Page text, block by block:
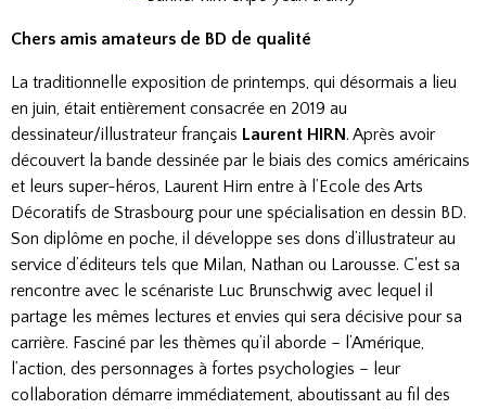
Chers amis amateurs de BD de qualité
La traditionnelle exposition de printemps, qui désormais a lieu
en juin, était entièrement consacrée en 2019 au
dessinateur/illustrateur français Laurent HIRN . Après avoir
découvert la bande dessinée par le biais des comics américains
et leurs super-héros, Laurent Hirn entre à l’Ecole des Arts
Décoratifs de Strasbourg pour une spécialisation en dessin BD.
Son diplôme en poche, il développe ses dons d’illustrateur au
service d’éditeurs tels que Milan, Nathan ou Larousse. C'est sa
rencontre avec le scénariste Luc Brunschwig avec lequel il
partage les mêmes lectures et envies qui sera décisive pour sa
carrière. Fasciné par les thèmes qu’il aborde – l’Amérique,
l’action, des personnages à fortes psychologies – leur
collaboration démarre immédiatement, aboutissant au fil des